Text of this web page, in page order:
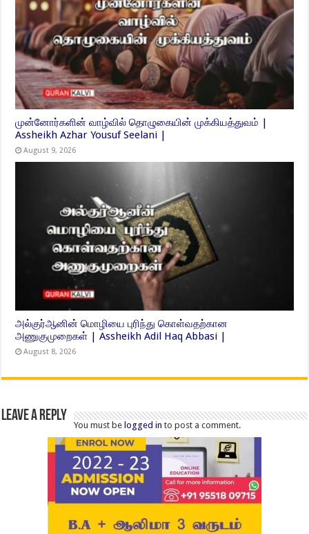
முன்னோர்களின் வாழ்வில் தொழுகையின் முக்கியத்துவம் |
Assheikh Azhar Yousuf Seelani |
August 9, 2026
அல்குர்ஆனின் மொழியை புரிந்து கொள்வதற்கான
அணுகுமுறைகள் | Assheikh Adil Haq Abbasi |
August 8, 2026
Leave a Reply
You must belogged in to post a comment.